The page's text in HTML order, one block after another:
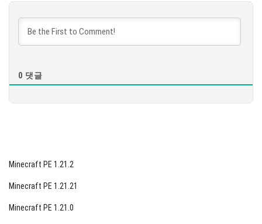
0 댓글
Minecraft PE 1.21.2
Minecraft PE 1.21.21
Minecraft PE 1.21.0